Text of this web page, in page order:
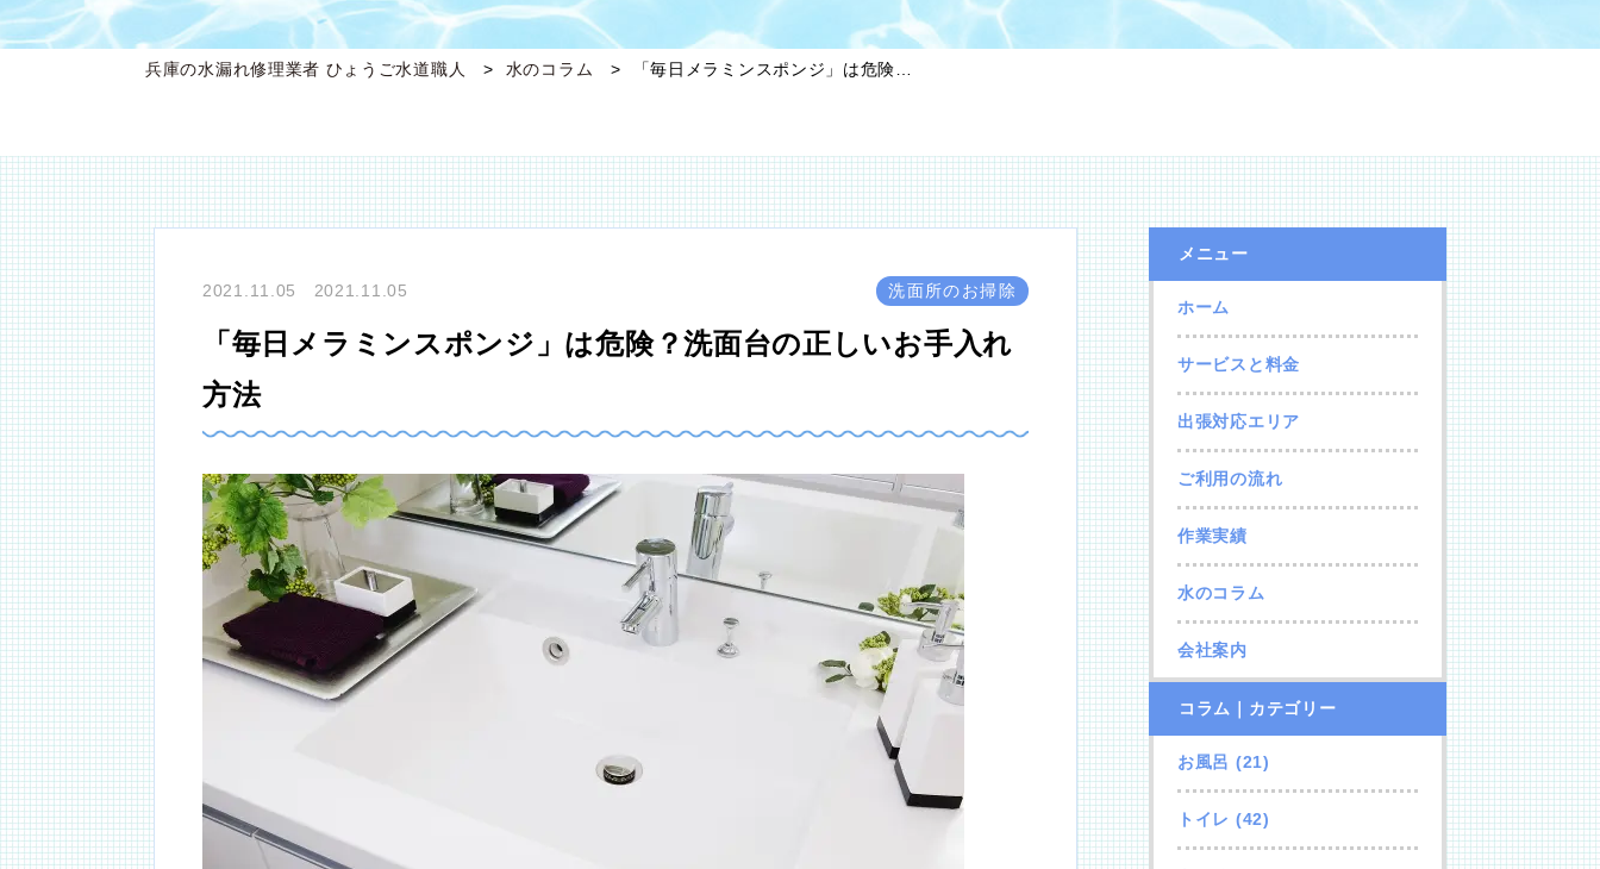
兵庫の水漏れ修理業者 ひょうご水道職人 水のコラム 「毎日メラミンスポンジ」は危険…
2021.11.05 2021.11.05 洗面所のお掃除
「毎日メラミンスポンジ」は危険？洗面台の正しいお手入れ
方法
メニュー
ホーム
サービスと料金
出張対応エリア
ご利用の流れ
作業実績
水のコラム
会社案内
コラム｜カテゴリー
お風呂 (21)
トイレ (42)